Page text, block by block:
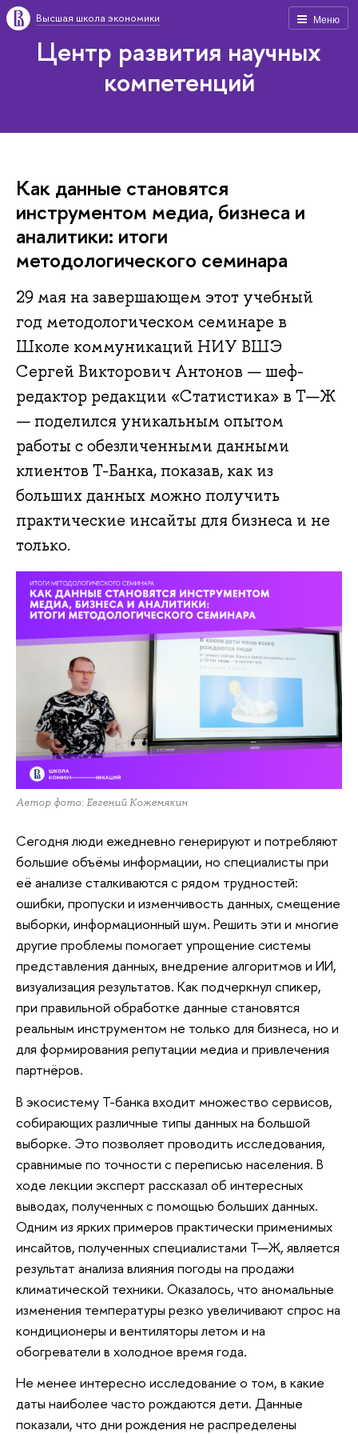
Меню
Высшая школа экономики
Центр развития научных
компетенций
Как данные становятся
инструментом медиа, бизнеса и
аналитики: итоги
методологического семинара
29 мая на завершающем этот учебный
год методологическом семинаре в
Школе коммуникаций НИУ ВШЭ
Сергей Викторович Антонов — шеф-
редактор редакции «Статистика» в Т—Ж
— поделился уникальным опытом
работы с обезличенными данными
клиентов Т-Банка, показав, как из
больших данных можно получить
практические инсайты для бизнеса и не
только.
Автор фото: Евгений Кожемякин
Сегодня люди ежедневно генерируют и потребляют
большие объёмы информации, но специалисты при
её анализе сталкиваются с рядом трудностей:
ошибки, пропуски и изменчивость данных, смещение
выборки, информационный шум. Решить эти и многие
другие проблемы помогает упрощение системы
представления данных, внедрение алгоритмов и ИИ,
визуализация результатов. Как подчеркнул спикер,
при правильной обработке данные становятся
реальным инструментом не только для бизнеса, но и
для формирования репутации медиа и привлечения
партнёров.
В экосистему Т-банка входит множество сервисов,
собирающих различные типы данных на большой
выборке. Это позволяет проводить исследования,
сравнимые по точности с переписью населения. В
ходе лекции эксперт рассказал об интересных
выводах, полученных с помощью больших данных.
Одним из ярких примеров практически применимых
инсайтов, полученных специалистами Т—Ж, является
результат анализа влияния погоды на продажи
климатической техники. Оказалось, что аномальные
изменения температуры резко увеличивают спрос на
кондиционеры и вентиляторы летом и на
обогреватели в холодное время года.
Не менее интересно исследование о том, в какие
даты наиболее часто рождаются дети. Данные
показали, что дни рождения не распределены